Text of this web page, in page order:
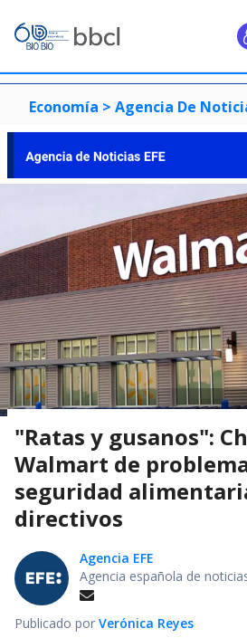
Economía > Agencia De
"Ratas y gusanos":
Walmart de
seguridad
directivos
Agencia EFE
Agencia española de
Publicado por Verónica Reyes